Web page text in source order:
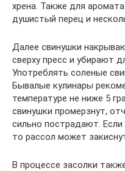
хрена. Также для
душистый перец и
Далее свинушки
сверху пресс и убирают
Употреблять соленые
Бывалые кулинары
температуре не ниже 5
свинушки промерзнут,
сильно пострадают.
то рассол может
В процессе засолки